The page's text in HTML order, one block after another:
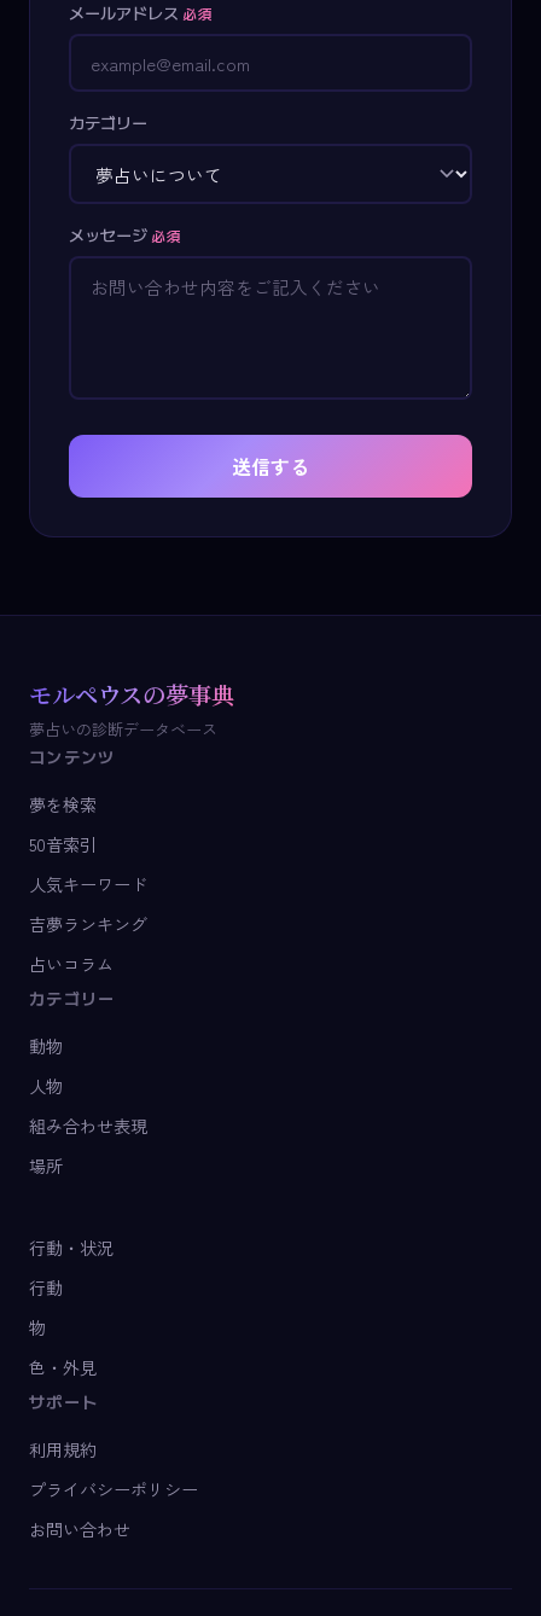
メールアドレス 必須
カテゴリー
メッセージ 必須
送信する
モルペウスの夢事典
夢占いの診断データベース
コンテンツ
夢を検索
50音索引
人気キーワード
吉夢ランキング
占いコラム
カテゴリー
動物
人物
組み合わせ表現
場所
行動・状況
行動
物
色・外見
サポート
利用規約
プライバシーポリシー
お問い合わせ